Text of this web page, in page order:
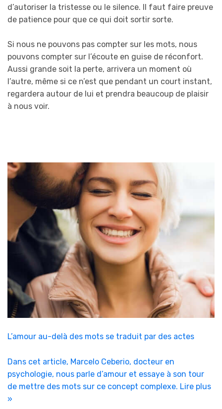
d’autoriser la tristesse ou le silence. Il faut faire preuve
de patience pour que ce qui doit sortir sorte.
Si nous ne pouvons pas compter sur les mots, nous
pouvons compter sur l’écoute en guise de réconfort.
Aussi grande soit la perte, arrivera un moment où
l’autre, même si ce n’est que pendant un court instant,
regardera autour de lui et prendra beaucoup de plaisir
à nous voir.
L’amour au-delà des mots se traduit par des actes
Dans cet article, Marcelo Ceberio, docteur en
psychologie, nous parle d’amour et essaye à son tour
de mettre des mots sur ce concept complexe. Lire plus
»